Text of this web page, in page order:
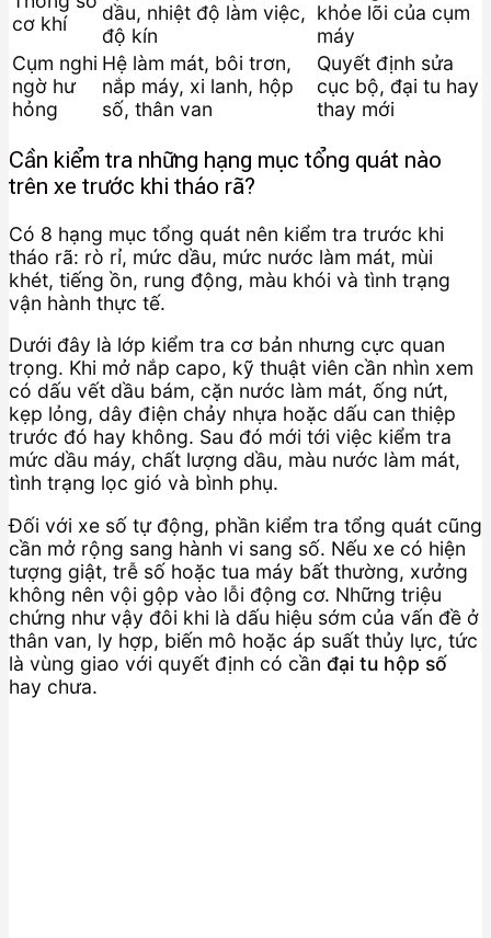
cơ khí
dầu, nhiệt độ làm việc,
độ kín
khỏe lõi của cụm
máy
Cụm nghi
ngờ hư
hỏng
Hệ làm mát, bôi trơn,
nắp máy, xi lanh, hộp
số, thân van
Quyết định sửa
cục bộ, đại tu hay
thay mới
Cần kiểm tra những hạng mục tổng quát nào
trên xe trước khi tháo rã?
Có 8 hạng mục tổng quát nên kiểm tra trước khi
tháo rã: rò rỉ, mức dầu, mức nước làm mát, mùi
khét, tiếng ồn, rung động, màu khói và tình trạng
vận hành thực tế.
Dưới đây là lớp kiểm tra cơ bản nhưng cực quan
trọng. Khi mở nắp capo, kỹ thuật viên cần nhìn xem
có dấu vết dầu bám, cặn nước làm mát, ống nứt,
kẹp lỏng, dây điện chảy nhựa hoặc dấu can thiệp
trước đó hay không. Sau đó mới tới việc kiểm tra
mức dầu máy, chất lượng dầu, màu nước làm mát,
tình trạng lọc gió và bình phụ.
Đối với xe số tự động, phần kiểm tra tổng quát cũng
cần mở rộng sang hành vi sang số. Nếu xe có hiện
tượng giật, trễ số hoặc tua máy bất thường, xưởng
không nên vội gộp vào lỗi động cơ. Những triệu
chứng như vậy đôi khi là dấu hiệu sớm của vấn đề ở
thân van, ly hợp, biến mô hoặc áp suất thủy lực, tức
là vùng giao với quyết định có cần đại tu hộp số
hay chưa.